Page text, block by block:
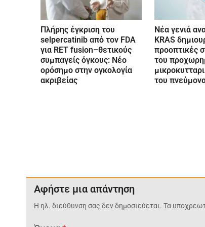
Πλήρης έγκριση του
selpercatinib από τον FDA
για RET fusion–θετικούς
συμπαγείς όγκους: Νέο
ορόσημο στην ογκολογία
ακριβείας
Νέα γενιά
KRAS
προοπτικές
του
του
Αφήστε μια απάντηση
Η ηλ. διεύθυνση σας δεν δημοσιεύεται. Τα